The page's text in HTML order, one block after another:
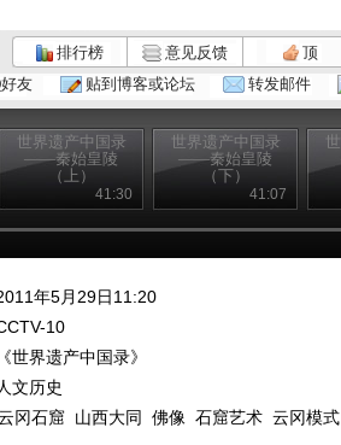
排行榜 意见反馈 顶
友 贴到博客或论坛 转发邮件
世界遗产中国录
——秦始皇陵
（上）
41:30
世界遗产中国录
——秦始皇陵
（下）
41:07
年5月29日11:20
10
《世界遗产中国录》
文历史
冈石窟 山西大同 佛像 石窟艺术 云冈模式